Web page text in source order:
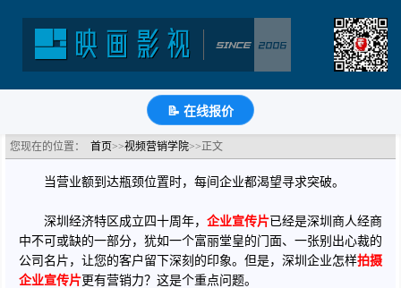
📝 在线报价
深圳企业怎样拍摄企业宣传片更有营销力？
分类：视频营销学院 浏览：1451次 更新时间： 2019-04-25
微 知
您现在的位置： 首页>>视频营销学院>>正文
当营业额到达瓶颈位置时，每间企业都渴望寻求突破。
深圳经济特区成立四十周年， 企业宣传片已经是深圳商人经商
中不可或缺的一部分，犹如一个富丽堂皇的门面、一张别出心裁的
公司名片，让您的客户留下深刻的印象。但是，深圳企业怎样拍摄
企业宣传片更有营销力？这是个重点问题。